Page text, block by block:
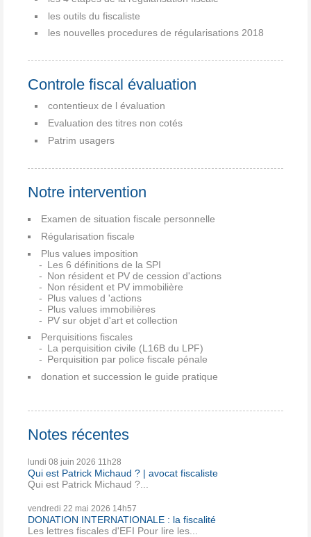
les outils du fiscaliste
les nouvelles procedures de régularisations 2018
Controle fiscal évaluation
contentieux de l évaluation
Evaluation des titres non cotés
Patrim usagers
Notre intervention
Examen de situation fiscale personnelle
Régularisation fiscale
Plus values imposition
Les 6 définitions de la SPI
Non résident et PV de cession d'actions
Non résident et PV immobilière
Plus values d 'actions
Plus values immobilières
PV sur objet d'art et collection
Perquisitions fiscales
La perquisition civile (L16B du LPF)
Perquisition par police fiscale pénale
donation et succession le guide pratique
Notes récentes
lundi 08 juin 2026 11h28
Qui est Patrick Michaud ? | avocat fiscaliste
Qui est Patrick Michaud ?...
vendredi 22 mai 2026 14h57
DONATION INTERNATIONALE : la fiscalité
Les lettres fiscales d'EFI Pour lire les...